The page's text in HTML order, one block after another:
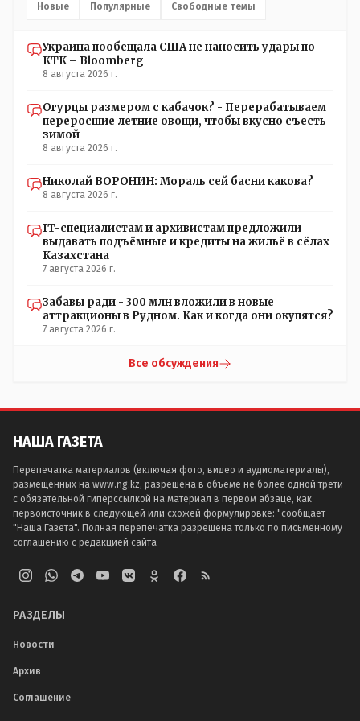
они что-то там утаили нет начали поносить журналиста
Новые Популярные Свободные темы
Украина пообещала США не наносить удары по
КТК – Bloomberg
8 августа 2026 г.
Огурцы размером с кабачок? - Перерабатываем
переросшие летние овощи, чтобы вкусно съесть
зимой
8 августа 2026 г.
Николай ВОРОНИН: Мораль сей басни какова?
8 августа 2026 г.
IT-специалистам и архивистам предложили
выдавать подъёмные и кредиты на жильё в сёлах
Казахстана
7 августа 2026 г.
Забавы ради - 300 млн вложили в новые
аттракционы в Рудном. Как и когда они окупятся?
7 августа 2026 г.
Все обсуждения
НАША ГАЗЕТА
Перепечатка материалов (включая фото, видео и аудиоматериалы),
размещенных на www.ng.kz, разрешена в объеме не более одной трети
с обязательной гиперссылкой на материал в первом абзаце, как
первоисточник в следующей или схожей формулировке: "сообщает
"Наша Газета". Полная перепечатка разрешена только по письменному
соглашению с редакцией сайта
РАЗДЕЛЫ
Новости
Архив
Соглашение